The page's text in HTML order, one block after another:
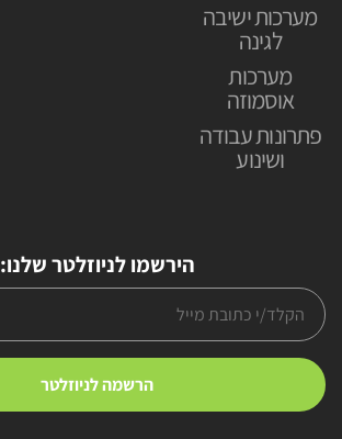
מערכות ישיבה
לגינה
מערכות
אוסמוזה
פתרונות עבודה
ושינוע
הירשמו לניוזלטר שלנו: